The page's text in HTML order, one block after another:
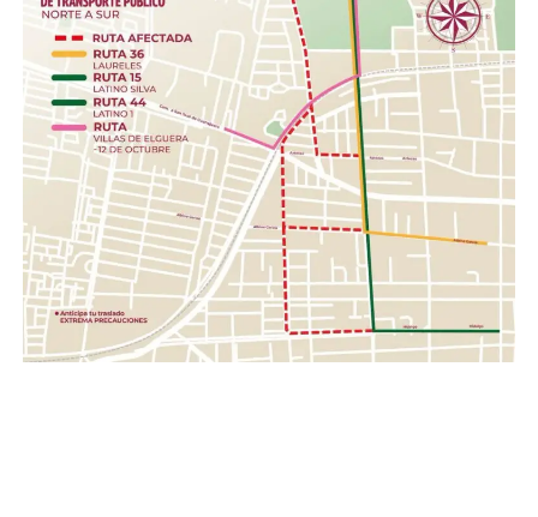
Higiene personal.- Shampoo, pasta dental, jabón de
barra, toallas húmedas, toallas sanitarias, rastrillos.
Herramientas .- Pala, pico, guantes, linternas,
cascos, pilas.
Con esta acción, el Gobierno de la Gente, a través del
Sistema DIF Estatal Guanajuato y el Voluntariado de la
Gente, fortalece los valores de solidaridad, empatía y
unión entre las familias guanajuatenses, impulsando una
red de apoyo que permita llevar esperanza y ayuda a
quienes hoy enfrentan una de las situaciones más
complejas de su historia reciente.